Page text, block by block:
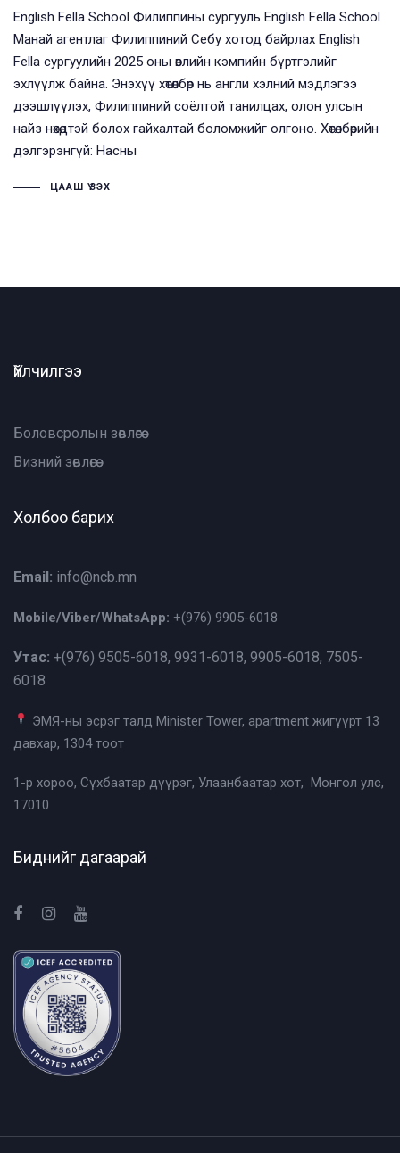
English Fella School Филиппины сургууль English Fella School
Манай агентлаг Филиппиний Себу хотод байрлах English
Fella сургуулийн 2025 оны өвлийн кэмпийн бүртгэлийг
эхлүүлж байна. Энэхүү хөтөлбөр нь англи хэлний мэдлэгээ
дээшлүүлэх, Филиппиний соёлтой танилцах, олон улсын
найз нөхөдтэй болох гайхалтай боломжийг олгоно. Хөтөлбөрийн
дэлгэрэнгүй: Насны
ЦААШ ҮЗЭХ
Үйлчилгээ
Боловсролын зөвлөгөө
Визний зөвлөгөө
Холбоо барих
Email: info@ncb.mn
Mobile/Viber/WhatsApp: +(976) 9905-6018
Утас: +(976) 9505-6018, 9931-6018, 9905-6018, 7505-
6018
ЭМЯ-ны эсрэг талд Minister Tower, apartment жигүүрт 13
давхар, 1304 тоот
1-р хороо, Сүхбаатар дүүрэг, Улаанбаатар хот, Монгол улс,
17010
Биднийг дагаарай